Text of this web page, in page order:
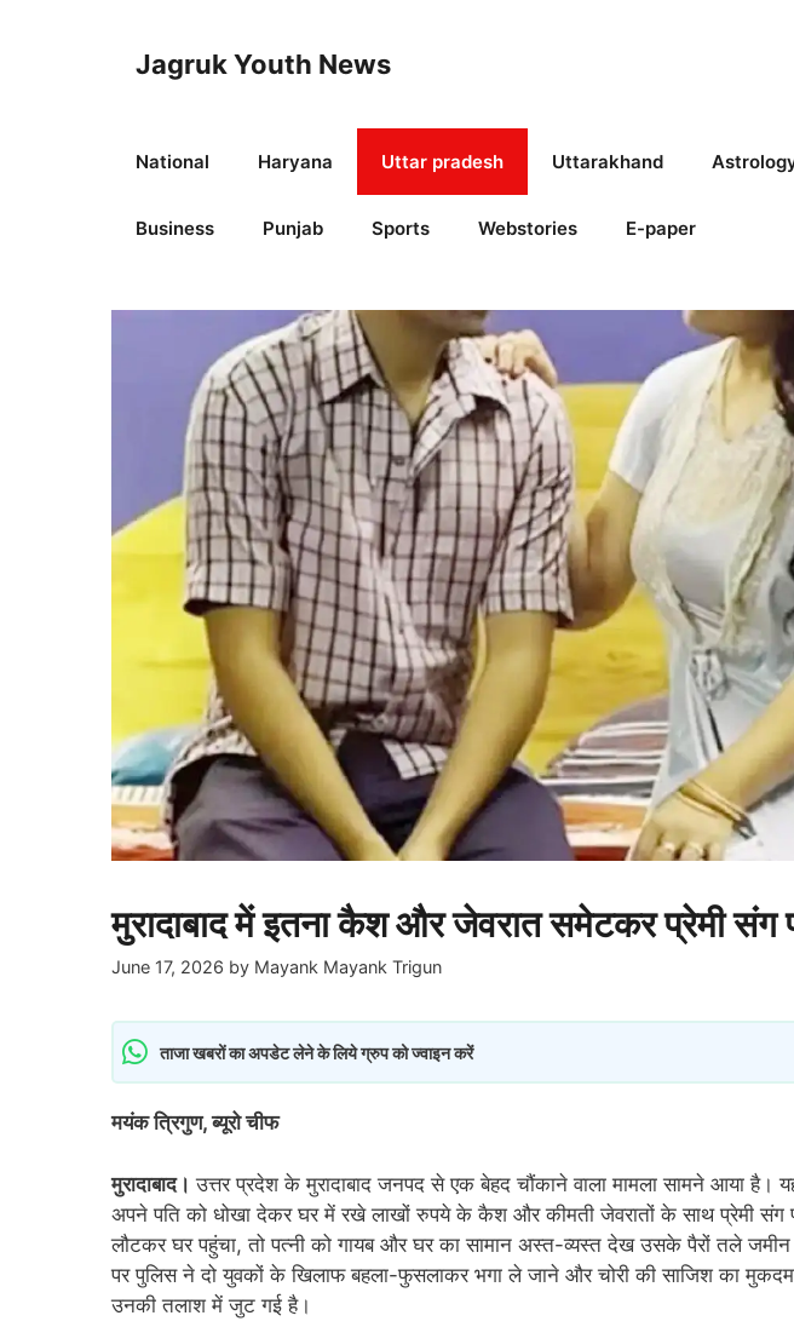
Jagruk Youth News
National Haryana Uttar pradesh Uttarakhand
Business Punjab Sports Webstories E-paper
मुरादाबाद में इतना कैश और जेवरात समेटकर प्रेमी संग
June 17, 2026 by Mayank Mayank Trigun
ताजा खबरों का अपडेट लेने के लिये ग्रुप को ज्वाइन करें
मयंक त्रिगुण, ब्यूरो चीफ
मुरादाबाद। उत्तर प्रदेश के मुरादाबाद जनपद से एक बेहद चौंकाने वाला मामला सामने आया है।
अपने पति को धोखा देकर घर में रखे लाखों रुपये के कैश और कीमती जेवरातों के साथ प्रेमी संग
लौटकर घर पहुंचा, तो पत्नी को गायब और घर का सामान अस्त-व्यस्त देख उसके पैरों तले जमीन
पर पुलिस ने दो युवकों के खिलाफ बहला-फुसलाकर भगा ले जाने और चोरी की साजिश का
उनकी तलाश में जुट गई है।